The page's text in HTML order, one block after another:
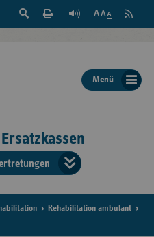
Suche
der
Seite
Feed
Menü
der
Rehabilitation ambulant